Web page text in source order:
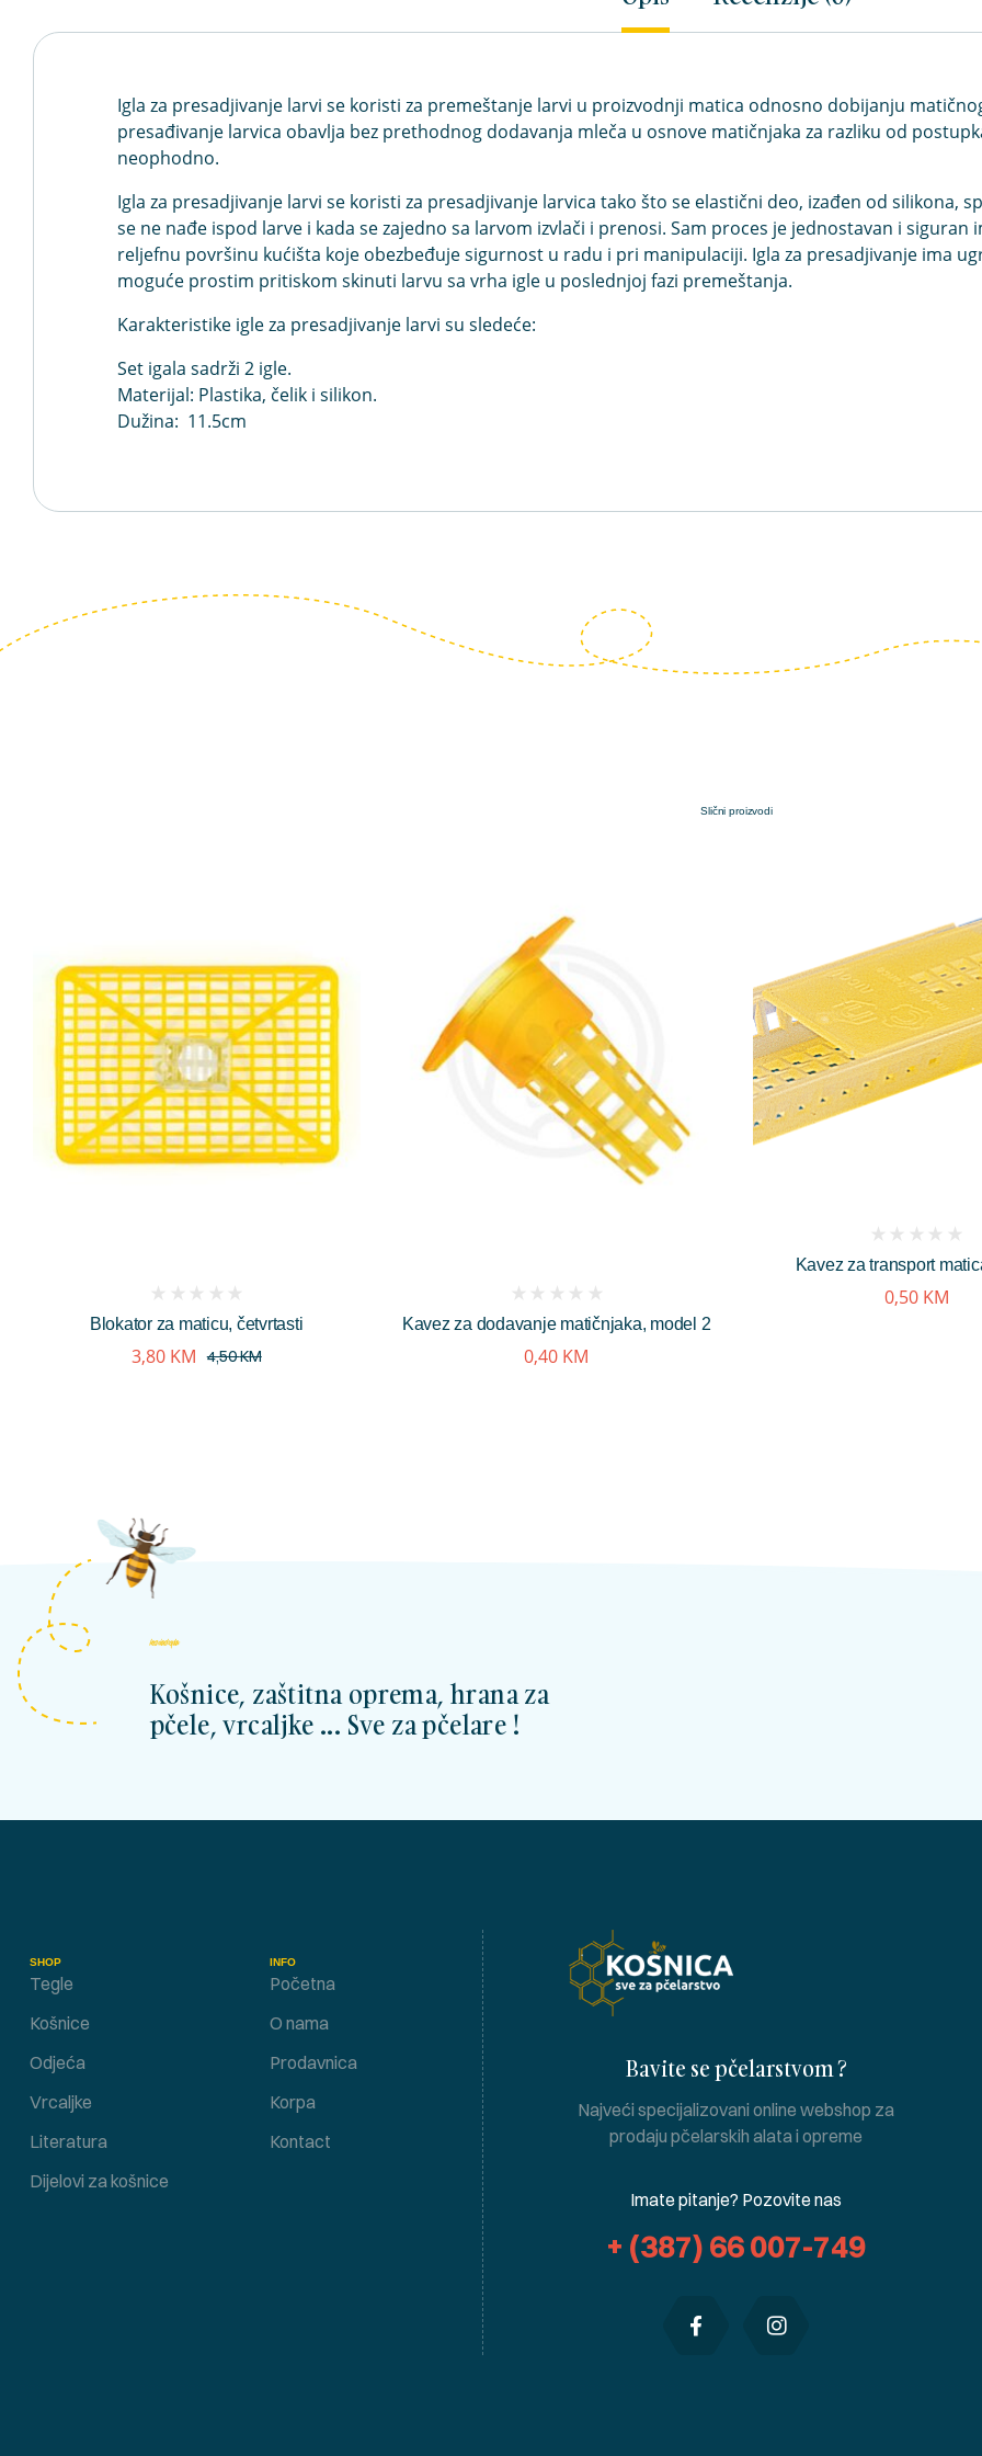
Igla za presadjivanje larvi se koristi za premeštanje larvi u proizvodnji matica odnosno dobijanju
presađivanje larvica obavlja bez prethodnog dodavanja mleča u osnove matičnjaka za razliku od
neophodno.
Igla za presadjivanje larvi se koristi za presadjivanje larvica tako što se elastični deo, izađen od silikona,
se ne nađe ispod larve i kada se zajedno sa larvom izvlači i prenosi. Sam proces je jednostavan i
reljefnu površinu kućišta koje obezbeđuje sigurnost u radu i pri manipulaciji. Igla za presadjivanje ima
moguće prostim pritiskom skinuti larvu sa vrha igle u poslednjoj fazi premeštanja.
Karakteristike igle za presadjivanje larvi su sledeće:
Set igala sadrži 2 igle.
Materijal: Plastika, čelik i silikon.
Dužina: 11.5cm
Slični proizvodi
Blokator za maticu, četvrtasti
reviews)
4,50KM
3,80 KM
Kavez za dodavanje matičnjaka, model 2
reviews)
0,40 KM
Kavez za transport
reviews)
0,50 KM
kosnicashop.ba
Košnice, zaštitna oprema, hrana za
pčele, vrcaljke ... Sve za pčelare !
SHOP
Tegle
Košnice
Odjeća
Vrcaljke
Literatura
Dijelovi za košnice
INFO
Početna
O nama
Prodavnica
Korpa
Kontact
Bavite se pčelarstvom ?
Najveći specijalizovani online webshop za
prodaju pčelarskih alata i opreme
Imate pitanje? Pozovite nas
+ (387) 66 007-749